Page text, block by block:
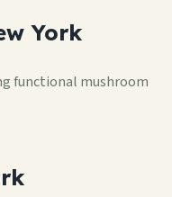
York
functional mushroom